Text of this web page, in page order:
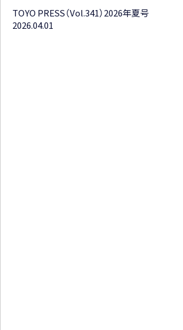
TOYO PRESS（Vol.341）2026年夏号
2026.04.01